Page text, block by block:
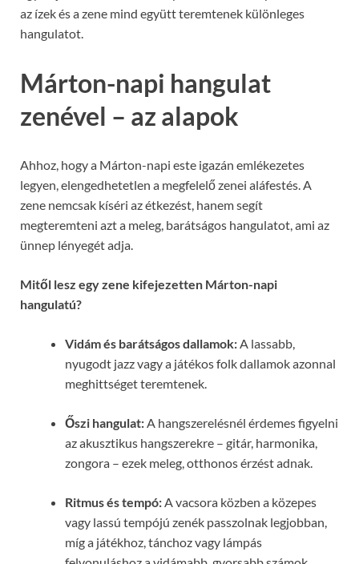
az ízek és a zene mind együtt teremtenek különleges
hangulatot.
Márton-napi hangulat
zenével – az alapok
Ahhoz, hogy a Márton-napi este igazán emlékezetes
legyen, elengedhetetlen a megfelelő zenei aláfestés. A
zene nemcsak kíséri az étkezést, hanem segít
megteremteni azt a meleg, barátságos hangulatot, ami az
ünnep lényegét adja.
Mitől lesz egy zene kifejezetten Márton-napi
hangulatú?
Vidám és barátságos dallamok:A lassabb,
nyugodt jazz vagy a játékos folk dallamok azonnal
meghittséget teremtenek.
Őszi hangulat:A hangszerelésnél érdemes figyelni
az akusztikus hangszerekre – gitár, harmonika,
zongora – ezek meleg, otthonos érzést adnak.
Ritmus és tempó:A vacsora közben a közepes
vagy lassú tempójú zenék passzolnak legjobban,
míg a játékhoz, tánchoz vagy lámpás